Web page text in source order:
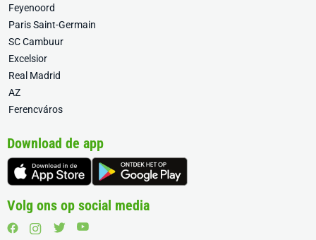
Feyenoord
Paris Saint-Germain
SC Cambuur
Excelsior
Real Madrid
AZ
Ferencváros
Download de app
Volg ons op social media